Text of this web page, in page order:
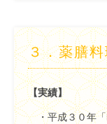
３．薬膳
【実績】
・平成３０年「